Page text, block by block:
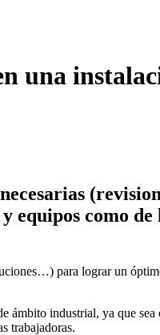
una
como de
para lograr un
ámbito industrial, ya que
trabajadoras.